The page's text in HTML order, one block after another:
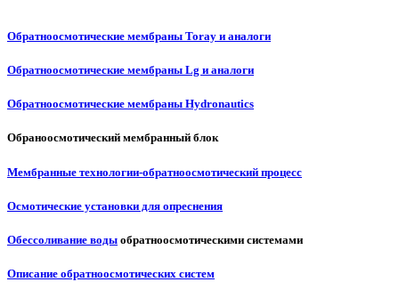
Обратноосмотические мембраны Toray и аналоги
Обратноосмотические мембраны Lg и аналоги
Обратноосмотические мембраны Hydronautics
Обраноосмотический мембранный блок
Мембранные технологии-обратноосмотический процесс
Осмотические установки для опреснения
Обессоливание воды обратноосмотическими системами
Описание обратноосмотических систем